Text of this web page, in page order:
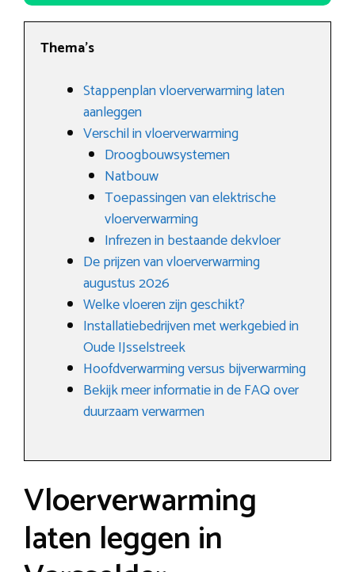
Thema’s
Stappenplan vloerverwarming laten
aanleggen
Verschil in vloerverwarming
Droogbouwsystemen
Natbouw
Toepassingen van elektrische
vloerverwarming
Infrezen in bestaande dekvloer
De prijzen van vloerverwarming
augustus 2026
Welke vloeren zijn geschikt?
Installatiebedrijven met werkgebied in
Oude IJsselstreek
Hoofdverwarming versus bijverwarming
Bekijk meer informatie in de FAQ over
duurzaam verwarmen
Vloerverwarming
laten leggen in